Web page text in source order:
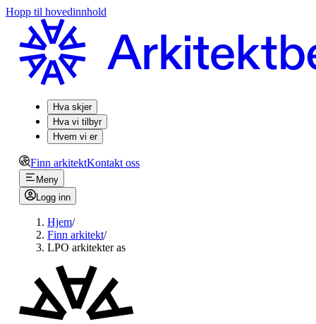
Hopp til hovedinnhold
Hva skjer
Hva vi tilbyr
Hvem vi er
Finn arkitektKontakt oss
Meny
Logg inn
Hjem/
Finn arkitekt/
LPO arkitekter as